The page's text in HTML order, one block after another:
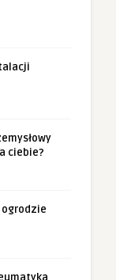
ciebie?